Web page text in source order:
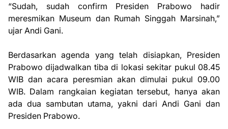
“Sudah, sudah confirm Presiden Prabowo hadir
meresmikan Museum dan Rumah Singgah Marsinah,”
ujar Andi Gani.
Berdasarkan agenda yang telah disiapkan, Presiden
Prabowo dijadwalkan tiba di lokasi sekitar pukul 08.45
WIB dan acara peresmian akan dimulai pukul 09.00
WIB. Dalam rangkaian kegiatan tersebut, hanya akan
ada dua sambutan utama, yakni dari Andi Gani dan
Presiden Prabowo.